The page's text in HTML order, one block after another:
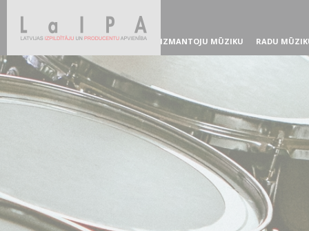
IZMANTOJU MŪZIKU RADU